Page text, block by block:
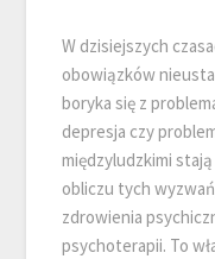
W dzisiejszych
obowiązków
boryka się z
depresja czy
międzyludzkimi
obliczu tych
zdrowienia
psychoterapii. To